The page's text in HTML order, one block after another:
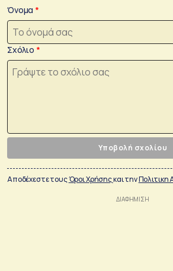
Όνομα
Σχόλιο
Υποβολή σχολίου
Αποδέχεστε τουςΌροι Χρήσηςκαι την